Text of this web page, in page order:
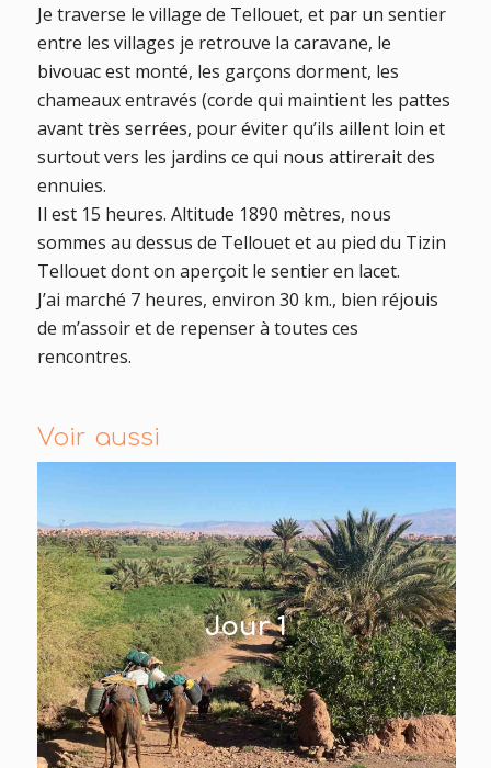
Je traverse le village de Tellouet, et par un sentier
entre les villages je retrouve la caravane, le
bivouac est monté, les garçons dorment, les
chameaux entravés (corde qui maintient les pattes
avant très serrées, pour éviter qu’ils aillent loin et
surtout vers les jardins ce qui nous attirerait des
ennuies.
Il est 15 heures. Altitude 1890 mètres, nous
sommes au dessus de Tellouet et au pied du Tizin
Tellouet dont on aperçoit le sentier en lacet.
J’ai marché 7 heures, environ 30 km., bien réjouis
de m’assoir et de repenser à toutes ces
rencontres.
Voir aussi
Jour 1